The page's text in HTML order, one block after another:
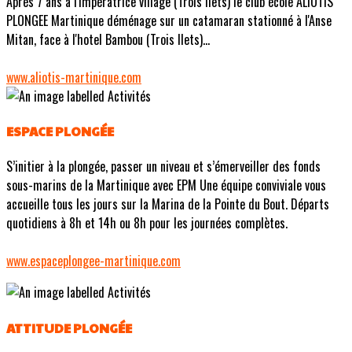
PLONGEE Martinique déménage sur un catamaran stationné à l'Anse
Mitan, face à l'hotel Bambou (Trois Ilets)...
www.aliotis-martinique.com
ESPACE PLONGÉE
S’initier à la plongée, passer un niveau et s’émerveiller des fonds
sous-marins de la Martinique avec EPM Une équipe conviviale vous
accueille tous les jours sur la Marina de la Pointe du Bout. Départs
quotidiens à 8h et 14h ou 8h pour les journées complètes.
www.espaceplongee-martinique.com
ATTITUDE PLONGÉE